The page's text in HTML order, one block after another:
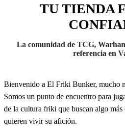
TU TIENDA
La comunidad de TCG,
referencia en
Bienvenido a El Friki Bunker, mucho
Somos un punto de encuentro para
de la cultura friki que buscan algo
quieren vivir su afición.